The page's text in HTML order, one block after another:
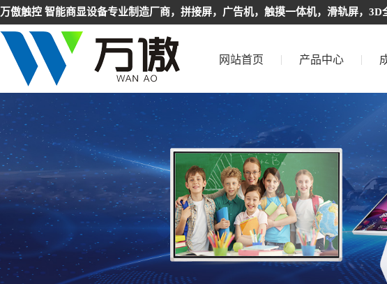
万傲触控 智能商显设备专业制造厂商，拼接屏，广告机，触摸一体机，滑轨屏，
网站首页 产品中心